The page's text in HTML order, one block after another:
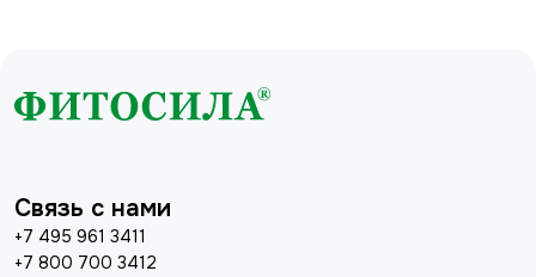
Связь с нами
+7 495 961 3411
+7 800 700 3412